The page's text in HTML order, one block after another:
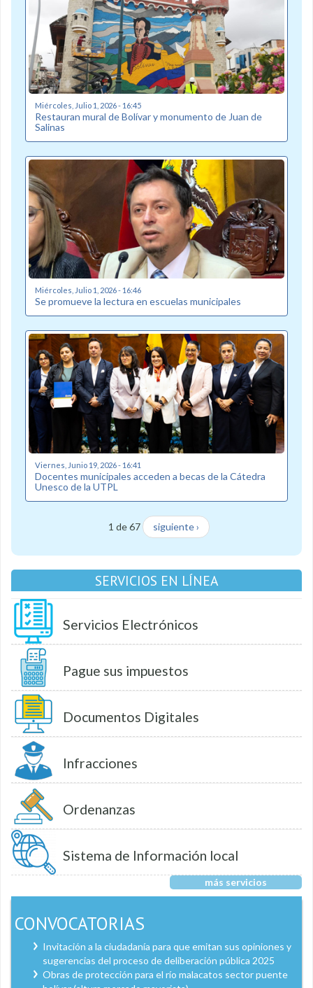
Miércoles, Julio 1, 2026 - 16:45
Restauran mural de Bolívar y monumento de Juan de
Salinas
Miércoles, Julio 1, 2026 - 16:46
Se promueve la lectura en escuelas municipales
Viernes, Junio 19, 2026 - 16:41
Docentes municipales acceden a becas de la Cátedra
Unesco de la UTPL
1 de 67 siguiente ›
SERVICIOS EN LÍNEA
Servicios Electrónicos
Pague sus impuestos
Documentos Digitales
Infracciones
Ordenanzas
Sistema de Información local
más servicios
CONVOCATORIAS
Invitación a la ciudadanía para que emitan sus opiniones y
sugerencias del proceso de deliberación pública 2025
Obras de protección para el río malacatos sector puente